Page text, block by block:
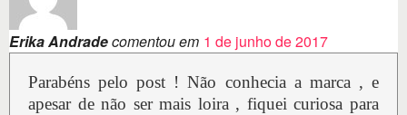
Erika Andradecomentou em 1 de junho de 2017
Parabéns pelo post ! Não conhecia a marca , e
apesar de não ser mais loira , fiquei curiosa para